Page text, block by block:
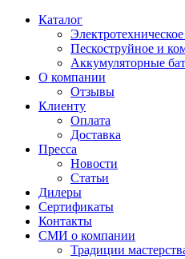
Каталог
Пескоструйное и
Аккумуляторные
О компании
Отзывы
Клиенту
Оплата
Доставка
Пресса
Новости
Статьи
Дилеры
Сертификаты
Контакты
СМИ о компании
Традиции